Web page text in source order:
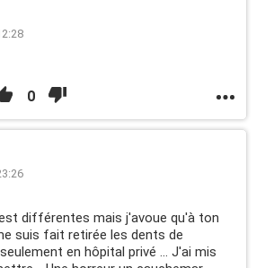
0
différentes mais j'avoue qu'à ton
suis fait retirée les dents de
en hôpital privé ... J'ai mis